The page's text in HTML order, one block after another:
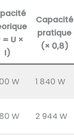
= U ×
I)
Capacité
pratique
(× 0,8)
W 1 840 W
W 2 944 W